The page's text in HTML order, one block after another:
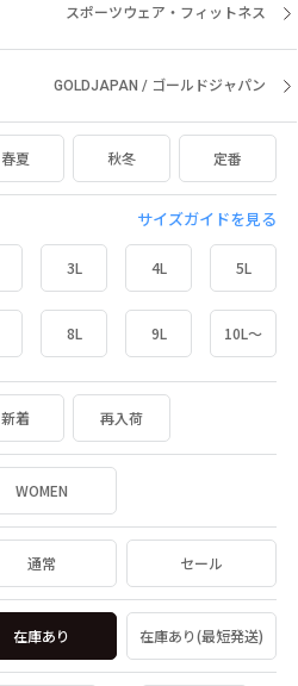
スポーツウェア・フィットネス
GOLDJAPAN / ゴールドジャパン
春夏 秋冬 定番
サイズガイドを見る
3L 4L 5L
8L 9L 10L～
新着 再入荷
WOMEN
通常 セール
在庫あり 在庫あり(最短発送)